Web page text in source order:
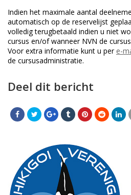
Indien het maximale aantal
automatisch op de reservelijst
volledig terugbetaald indien u niet
cursus en/of wanneer NVN de
Voor extra informatie kunt u per e-
de cursusadministratie.
Deel dit bericht